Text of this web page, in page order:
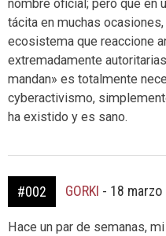
nombre oficial; pero que en
tácita en muchas
ecosistema que reaccione
extremadamente
mandan» es totalmente
cyberactivismo,
ha existido y es sano.
#002 GORKI - 18
Hace un par de semanas,